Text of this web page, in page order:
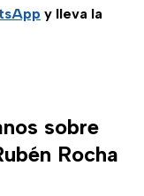
Rubén Rocha.
y lleva la
sobre
Rocha